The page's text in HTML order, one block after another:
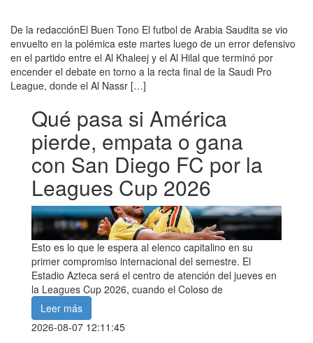
De la redacciónEl Buen Tono El futbol de Arabia Saudita se vio
envuelto en la polémica este martes luego de un error defensivo
en el partido entre el Al Khaleej y el Al Hilal que terminó por
encender el debate en torno a la recta final de la Saudi Pro
League, donde el Al Nassr […]
Qué pasa si América
pierde, empata o gana
con San Diego FC por la
Leagues Cup 2026
Esto es lo que le espera al elenco capitalino en su
primer compromiso internacional del semestre. El
Estadio Azteca será el centro de atención del jueves en
la Leagues Cup 2026, cuando el Coloso de
Leer más
2026-08-07 12:11:45